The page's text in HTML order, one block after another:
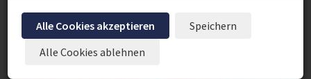
Alle Cookies akzeptieren
Speichern
Alle Cookies ablehnen